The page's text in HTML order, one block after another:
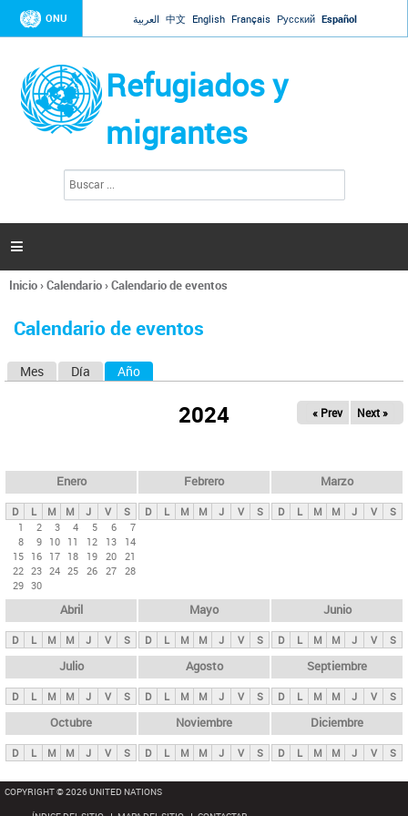
Jump to navigation
ONU العربية 中文 English Français Русский Español
Refugiados y
migrantes
l
d
s

Se
usted
Inicio›Calendario›Calendario de eventos
Calendario de eventos
s
p
n
i
p
a
l
s
Mes Día Año
2024 « Prev Next »
Enero
D L M M J V
S
1
2 3 4 5 6
7
8
9 10 11 12 13
14
15 16 17 18 19 20 21
22 23 24 25 26 27 28
29 30
Febrero
D L M M J V S
Marzo
D L M M J V S
Abril
D L M M J V S
Mayo
D L M M J V S
Junio
D L M M J V S
Julio
D L M M J V S
Agosto
D L M M J V S
Septiembre
D L M M J V S
Octubre
D L M M J V S
Noviembre
D L M M J V S
Diciembre
D L M M J V S
COPYRIGHT © 2026 UNITED NATIONS